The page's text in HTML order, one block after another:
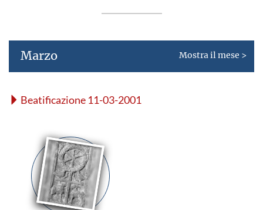
Marzo Mostra il mese >
Beatificazione 11-03-2001